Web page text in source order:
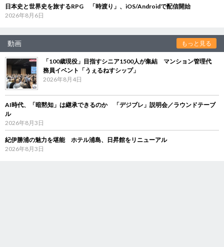
日本史と世界史を旅するRPG 「時渡り」、iOS/Androidで配信開始
2026年8月6日
動画 もっと見る
「100歳現役」目指すシニア1500人が集結 マンション管理代
務員イベント「うぇるねすシップ」
2026年8月4日
AI時代、「暗黙知」は継承できるのか 「デジブレ」説明会／ラウンドテーブ
ル
2026年8月3日
紀伊勝浦の魅力を堪能 ホテル浦島、日昇館をリニューアル
2026年8月3日